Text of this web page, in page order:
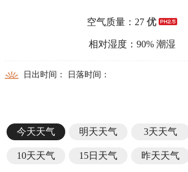
空气质量：27优
相对湿度：90% 潮湿
日出时间： 日落时间：
今天天气 明天天气 3天天气
10天天气 15日天气 昨天天气